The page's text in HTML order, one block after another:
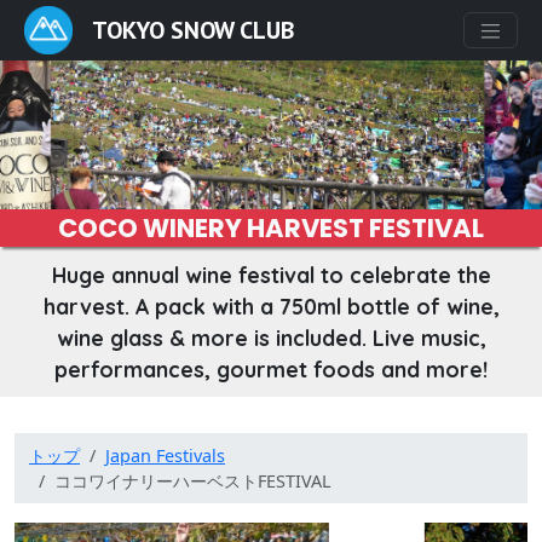
TOKYO SNOW CLUB
COCO WINERY HARVEST FESTIVAL
Huge annual wine festival to celebrate the
harvest. A pack with a 750ml bottle of wine,
wine glass & more is included. Live music,
performances, gourmet foods and more!
トップ
Japan Festivals
ココワイナリーハーベストFESTIVAL